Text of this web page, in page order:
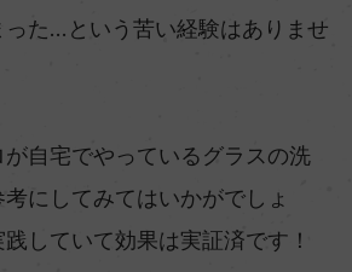
た...という苦い経験はありませ
自宅でやっているグラスの洗
にしてみてはいかがでしょ
していて効果は実証済です！